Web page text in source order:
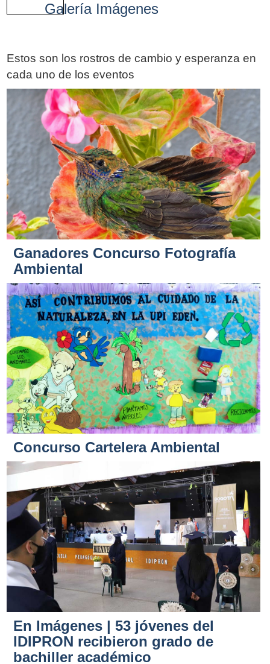
Galería Imágenes
Estos son los rostros de cambio y esperanza en
cada uno de los eventos
Ganadores Concurso Fotografía
Ambiental
Concurso Cartelera Ambiental
En Imágenes | 53 jóvenes del
IDIPRON recibieron grado de
bachiller académico